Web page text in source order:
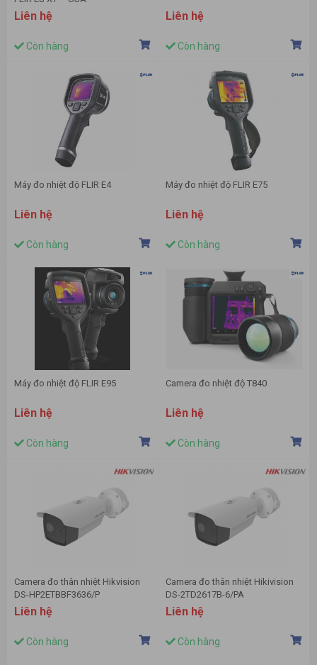
Liên hệ
Còn hàng
Liên hệ
Còn hàng
Máy đo nhiệt độ FLIR E4
Liên hệ
Còn hàng
Máy đo nhiệt độ FLIR E75
Liên hệ
Còn hàng
Máy đo nhiệt độ FLIR E95
Liên hệ
Còn hàng
Camera đo nhiệt độ T840
Liên hệ
Còn hàng
Camera đo thân nhiệt Hikvision
DS-HP2ETBBF3636/P
Liên hệ
Còn hàng
Camera đo thân nhiệt Hikivision
DS-2TD2617B-6/PA
Liên hệ
Còn hàng